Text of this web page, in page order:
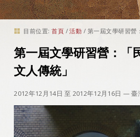
目前位置: 首頁 /活動 / 第一屆文學研習營
第一屆文學研習營：「
文人傳統」
2012年12月14日 至 2012年12月16日 — 臺